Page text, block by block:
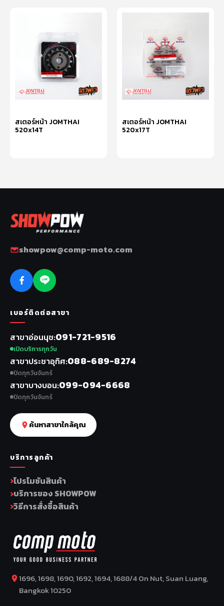
สเตอร์หน้า JOMTHAI
520x14T
สเตอร์หน้า JOMTHAI
520x17T
showpow@comp-moto.com
เบอร์ติดต่อสาขา
สาขาอ่อนนุช 091-721-9516
เปิดบริการทุกวัน
สาขาประชาอุทิศ 088-689-8274
ปิดทุกวันจันทร์
สาขาบางบอน 099-094-6668
ปิดทุกวันจันทร์
ค้นหาสาขาใกล้คุณ
บริการลูกค้า
โปรโมชันสินค้า
บริการของ SHOWPOW
วิธีการสั่งซื้อสินค้า
1696, 1698, 1690, 1692, 1694, 1688/4 On Nut, Suan Luang,
Bangkok 10250